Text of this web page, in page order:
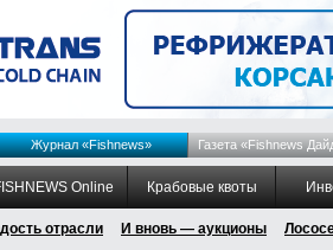
Журнал «Fishnews» Газета «Fishnews
Online Крабовые квоты
отрасли И вновь — аукционы